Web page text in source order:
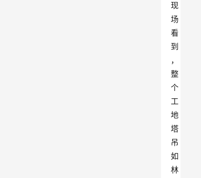
现
场
看
到
，
整
个
工
地
塔
吊
如
林